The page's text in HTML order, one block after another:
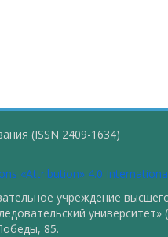
(ISSN 2409-1634)
«Attribution» 4.0
учреждение
85.